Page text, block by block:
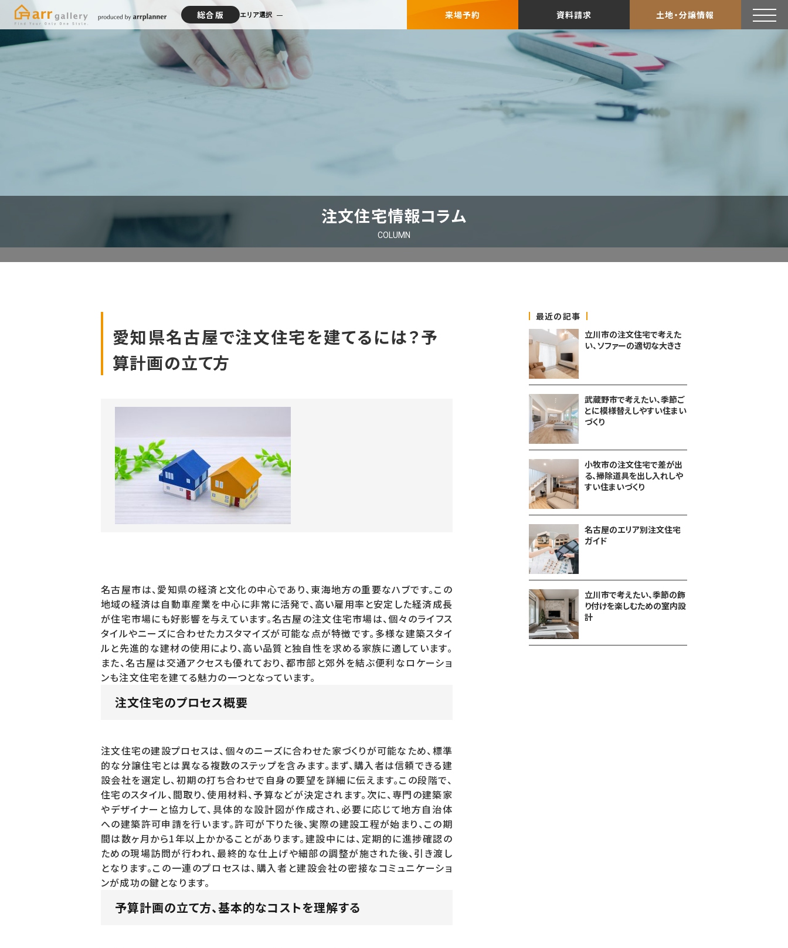
総合版 エリア選択 来場予約 資料請求 土地・分譲情報
注文住宅情報コラム
COLUMN
愛知県名古屋で注文住宅を建てるには？予
算計画の立て方
名古屋市は、愛知県の経済と文化の中心であり、東海地方の重要なハブです。この
地域の経済は自動車産業を中心に非常に活発で、高い雇用率と安定した経済成長
が住宅市場にも好影響を与えています。名古屋の注文住宅市場は、個々のライフス
タイルやニーズに合わせたカスタマイズが可能な点が特徴です。多様な建築スタイ
ルと先進的な建材の使用により、高い品質と独自性を求める家族に適しています。
また、名古屋は交通アクセスも優れており、都市部と郊外を結ぶ便利なロケーショ
ンも注文住宅を建てる魅力の一つとなっています。
注文住宅のプロセス概要
注文住宅の建設プロセスは、個々のニーズに合わせた家づくりが可能なため、標準
的な分譲住宅とは異なる複数のステップを含みます。まず、購入者は信頼できる建
設会社を選定し、初期の打ち合わせで自身の要望を詳細に伝えます。この段階で、
住宅のスタイル、間取り、使用材料、予算などが決定されます。次に、専門の建築家
やデザイナーと協力して、具体的な設計図が作成され、必要に応じて地方自治体
への建築許可申請を行います。許可が下りた後、実際の建設工程が始まり、この期
間は数ヶ月から1年以上かかることがあります。建設中には、定期的に進捗確認の
ための現場訪問が行われ、最終的な仕上げや細部の調整が施された後、引き渡し
となります。この一連のプロセスは、購入者と建設会社の密接なコミュニケーショ
ンが成功の鍵となります。
予算計画の立て方、基本的なコストを理解する
最近の記事
立川市の注文住宅で考えた
い、ソファーの適切な大きさ
武蔵野市で考えたい、季節ご
とに模様替えしやすい住まい
づくり
小牧市の注文住宅で差が出
る、掃除道具を出し入れしや
すい住まいづくり
名古屋のエリア別注文住宅
ガイド
立川市で考えたい、季節の飾
り付けを楽しむための室内設
計